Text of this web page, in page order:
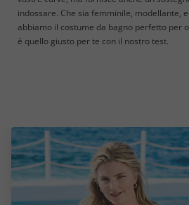
indossare. Che sia femminile, modellante,
abbiamo il costume da bagno perfetto per
è quello giusto per te con il nostro test.